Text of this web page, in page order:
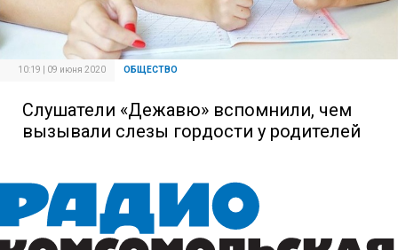
10:19 | 09 июня 2020 ОБЩЕСТВО
Слушатели «Дежавю» вспомнили, чем
вызывали слезы гордости у родителей